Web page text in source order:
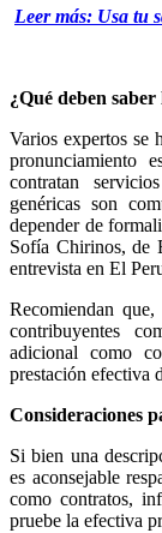
Leer más: Usa tu
¿Qué deben saber
Varios expertos se
pronunciamiento
contratan
genéricas son
depender de
Sofía Chirinos, de
entrevista en El
Recomiendan
contribuyentes
adicional como
prestación efectiva
Consideraciones
Si bien una
es aconsejable
como contratos,
pruebe la efectiva